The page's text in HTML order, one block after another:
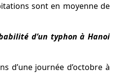
sont en moyenne de
d’un typhon à Hanoi
d’une journée d’octobre à